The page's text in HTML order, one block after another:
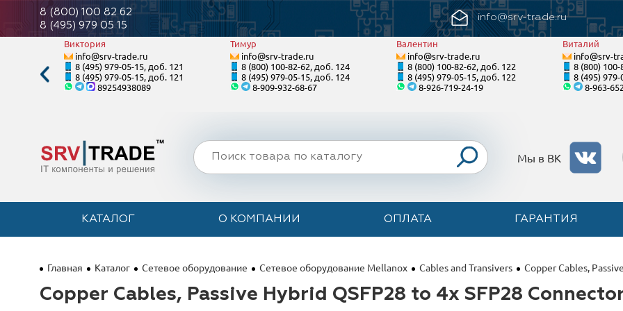
8 (800) 100 82 62
8 (495) 979 05 15
info@srv-trade.ru
Виктория
info@srv-trade.ru
8 (495) 979-05-15, доб. 121
8 (495) 979-05-15, доб. 121
89254938089
Тимур
info@srv-trade.ru
8 (800) 100-82-62, доб. 124
8 (495) 979-05-15, доб. 124
8-909-932-68-67
Валентин
info@srv-trade.ru
8 (800) 100-82-62, доб. 122
8 (495) 979-05-15, доб. 122
8-926-719-24-19
Виталий
info@srv-
8 (800)
8 (495)
8-963-
КАТАЛОГ О КОМПАНИИ ОПЛАТА ГАРАНТИЯ
Мы в ВК
Главная Каталог Сетевое оборудование Сетевое оборудование Mellanox Cables and Transivers Copper Cables,
Copper Cables, Passive Hybrid QSFP28 to 4x SFP28